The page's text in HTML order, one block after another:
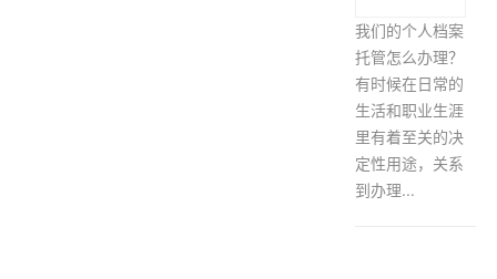
我们的个人档案
托管怎么办理？
有时候在日常的
生活和职业生涯
里有着至关的决
定性用途，关系
到办理...